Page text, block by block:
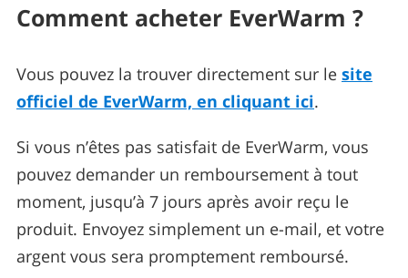
Comment acheter EverWarm ?
Vous pouvez la trouver directement sur le site
officiel de EverWarm, en cliquant ici.
Si vous n’êtes pas satisfait de EverWarm, vous
pouvez demander un remboursement à tout
moment, jusqu’à 7 jours après avoir reçu le
produit. Envoyez simplement un e-mail, et votre
argent vous sera promptement remboursé.